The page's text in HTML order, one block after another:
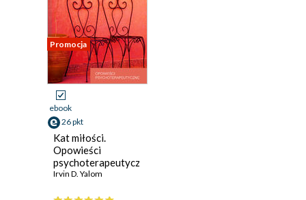
Promocja
ebook
26 pkt
Kat miłości.
Opowieści
psychoterapeutyczne
Irvin D. Yalom